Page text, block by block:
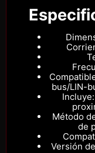
bus/LIN-
Método
de
Versión